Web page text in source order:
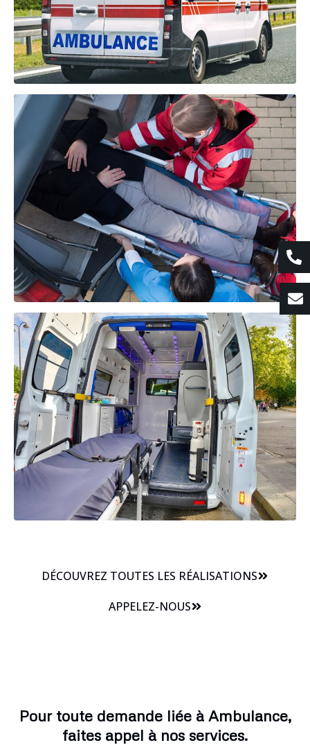
DÉCOUVREZ TOUTES LES RÉALISATIONS
APPELEZ-NOUS
Pour toute demande liée à Ambulance,
faites appel à nos services.